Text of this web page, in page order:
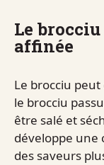
Le
affinée
Le brocciu
le brocciu
être salé et
développe une
des saveurs